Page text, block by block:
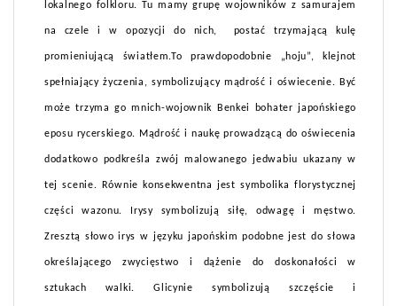
lokalnego folkloru. Tu mamy grupę wojowników z samurajem
na czele i w opozycji do nich, postać trzymającą kulę
promieniującą światłem.To prawdopodobnie „hoju”, klejnot
spełniający życzenia, symbolizujący mądrość i oświecenie. Być
może trzyma go mnich-wojownik Benkei bohater japońskiego
eposu rycerskiego. Mądrość i naukę prowadzącą do oświecenia
dodatkowo podkreśla zwój malowanego jedwabiu ukazany w
tej scenie. Równie konsekwentna jest symbolika florystycznej
części wazonu. Irysy symbolizują siłę, odwagę i męstwo.
Zresztą słowo irys w języku japońskim podobne jest do słowa
określającego zwycięstwo i dążenie do doskonałości w
sztukach walki. Glicynie symbolizują szczęście i